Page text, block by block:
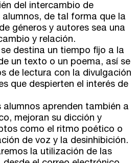
del intercambio de
de tal forma que la
géneros y autores sea una
y relación.
destina un tiempo fijo a la
un texto o un poema, así se
de lectura con la divulgación
que despierten el interés de
alumnos aprenden también a
mejoran su dicción y
como el ritmo poético o
de voz y la desinhibición.
la utilización de las